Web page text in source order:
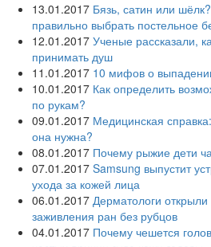
13.01.2017 Бязь, сатин или
правильно выбрать постельное
12.01.2017 Ученые рассказали,
принимать душ
11.01.2017 10 мифов о
10.01.2017 Как определить
по рукам?
09.01.2017 Медицинская
она нужна?
08.01.2017 Почему рыжие дети
07.01.2017 Samsung выпустит
ухода за кожей лица
06.01.2017 Дерматологи открыли
заживления ран без рубцов
04.01.2017 Почему чешется